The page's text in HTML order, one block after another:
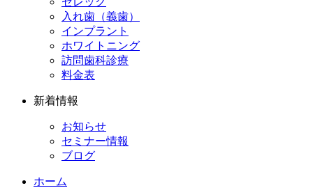
入れ歯（義歯）
インプラント
ホワイトニング
訪問歯科診療
料金表
新着情報
お知らせ
セミナー情報
ブログ
ホーム